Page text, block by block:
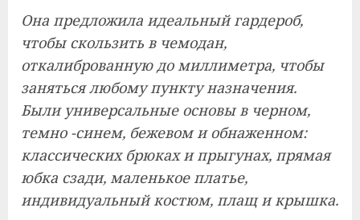
Она предложила идеальный гардероб,
чтобы скользить в чемодан,
откалиброванную до миллиметра, чтобы
заняться любому пункту назначения.
Были универсальные основы в черном,
темно -синем, бежевом и обнаженном:
классических брюках и прыгунах, прямая
юбка сзади, маленькое платье,
индивидуальный костюм, плащ и крышка.